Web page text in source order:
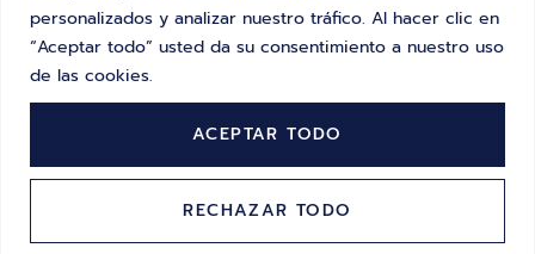
personalizados y analizar nuestro tráfico. Al hacer clic en
“Aceptar todo” usted da su consentimiento a nuestro uso
de las cookies.
RECHAZAR TODO
ACEPTAR TODO
2615-287 Alverca do Ribatejo, Portugal
air-rail@air-rail.org
info.pt@air-rail.org